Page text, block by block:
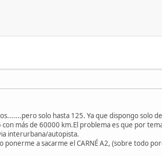
solo hasta 125. Ya que dispongo solo
más de 60000 km.El problema es que por
interurbana/autopista.
ponerme a sacarme el CARNÉ A2, (sobre todo